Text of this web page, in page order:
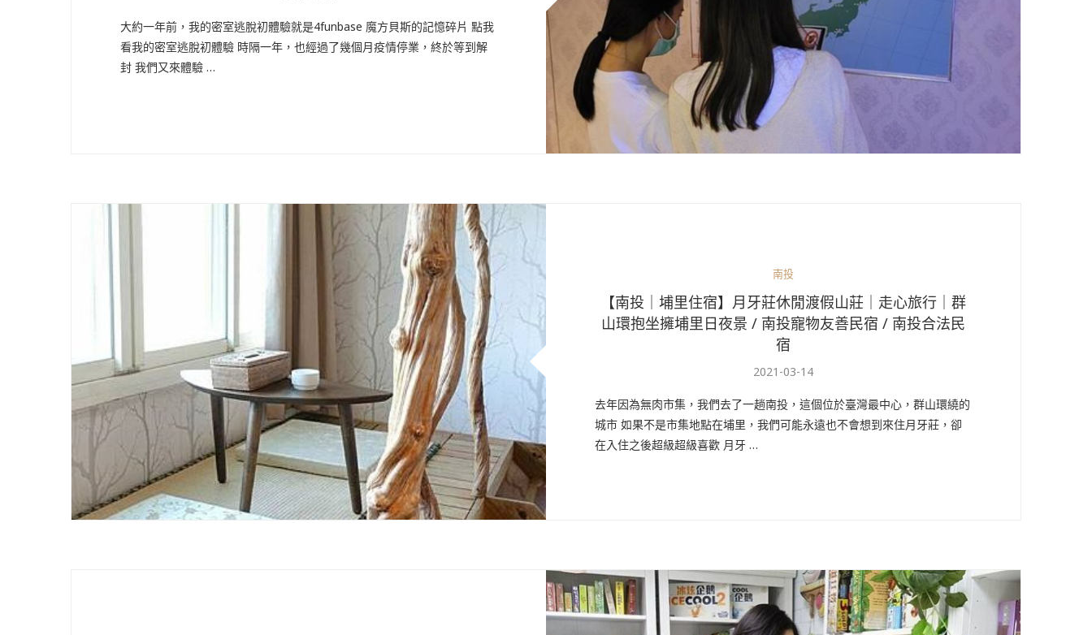
大約一年前，我的密室逃脫初體驗就是4funbase 魔方貝斯的記憶碎片 點我
看我的密室逃脫初體驗 時隔一年，也經過了幾個月疫情停業，終於等到解
封 我們又來體驗 …
南投
【南投｜埔里住宿】月牙莊休閒渡假山莊｜走心旅行｜群
山環抱坐擁埔里日夜景 / 南投寵物友善民宿 / 南投合法民
宿
2021-03-14
去年因為無肉市集，我們去了一趟南投，這個位於臺灣最中心，群山環繞的
城市 如果不是市集地點在埔里，我們可能永遠也不會想到來住月牙莊，卻
在入住之後超級超級喜歡 月牙 …